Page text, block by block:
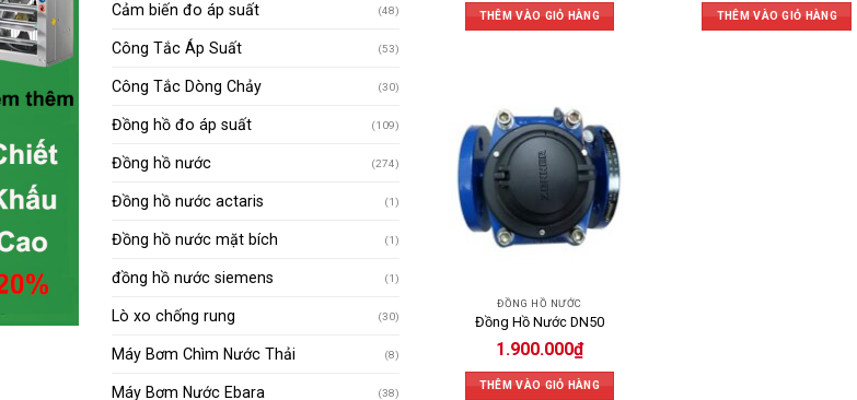
Cảm biến đo áp suất (48)
Công Tắc Áp Suất (53)
Công Tắc Dòng Chảy (30)
Đồng hồ đo áp suất (109)
Đồng hồ nước (274)
Đồng hồ nước actaris (1)
Đồng hồ nước mặt bích (1)
đồng hồ nước siemens (1)
Lò xo chống rung (30)
Máy Bơm Chìm Nước Thải (8)
Máy Bơm Nước Ebara (38)
THÊM VÀO GIỎ HÀNG THÊM VÀO GIỎ HÀNG
ĐỒNG HỒ NƯỚC
Đồng Hồ Nước DN50
1.900.000₫
THÊM VÀO GIỎ HÀNG